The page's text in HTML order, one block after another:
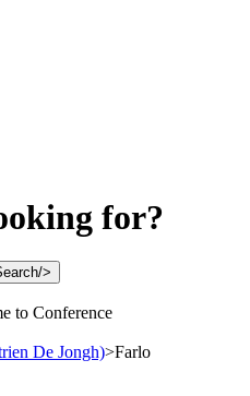
for?
>
to Conference
De Jongh)>Farlo